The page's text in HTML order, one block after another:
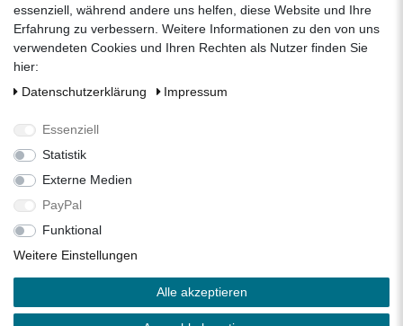
Unternehmen
Datenschutzerklärung
Impressum
Über uns
Folgen Sie uns auf Social Media
Alle Preise inkl. 19% Mehrwertsteuer.
* Die verkauften Stückzahlen beziehen sich auf die Verkäufe
in unseren Shops und Marktplätzen.
** Der kostenlose Versand erfolgt ausschließlich innerhalb
essenziell, während andere uns helfen, diese Website und Ihre
Erfahrung zu verbessern. Weitere Informationen zu den von uns
verwendeten Cookies und Ihren Rechten als Nutzer finden Sie
hier:
Daten­schutz­erklärung
Impressum
Essenziell
Statistik
Externe Medien
PayPal
Funktional
Weitere Einstellungen
Alle akzeptieren